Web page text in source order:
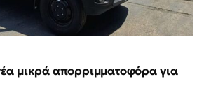
μικρά απορριμματοφόρα για